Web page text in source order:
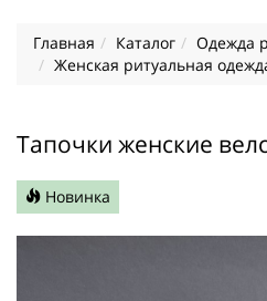
Главная Каталог
Одежда
Женская ритуальная
Тапочки женские
Новинка